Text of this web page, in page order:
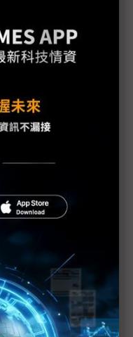
台灣先進封裝龍頭
柔新特區緩解人才
地位何以快速攀
掃全年高階機台訂
是最大未爆彈
訪緯穎馬來西亞總